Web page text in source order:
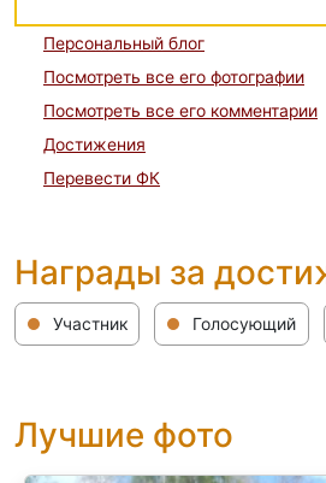
Персональный блог
Посмотреть все его фотографии
Посмотреть все его комментарии
Достижения
Перевести ФК
Награды за
Участник Голосующий
Лучшие фото